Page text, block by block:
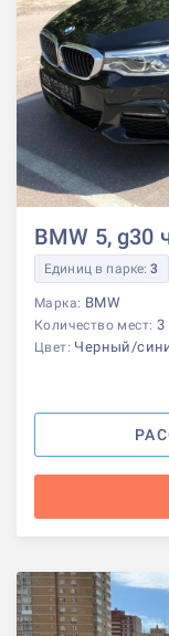
BMW 5, g30
Единиц в парке:3
Марка: BMW
Количество мест: 3
Цвет: Черный/